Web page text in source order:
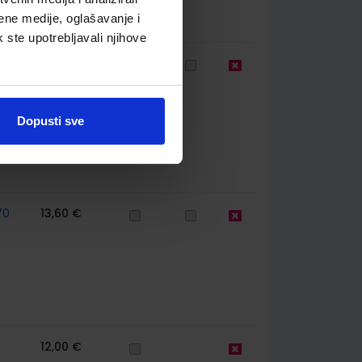
medije, oglašavanje i
ste upotrebljavali njihove
Dopusti sve
13,60 €
12,00 €